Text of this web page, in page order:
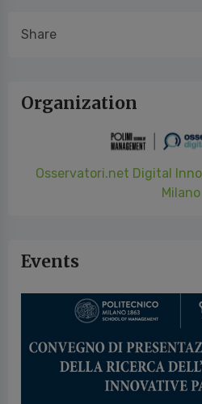
Share
Organization
Osservatori.net Digital
Milano
Events